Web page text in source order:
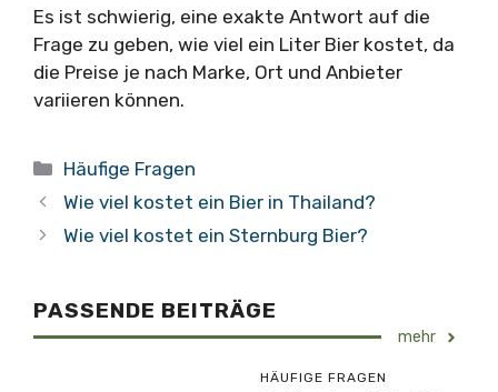
Es ist schwierig, eine exakte Antwort auf die
Frage zu geben, wie viel ein Liter Bier kostet, da
die Preise je nach Marke, Ort und Anbieter
variieren können.
Kategorien
Häufige Fragen
Wie viel kostet ein Bier in Thailand?
Wie viel kostet ein Sternburg Bier?
PASSENDE BEITRÄGE
mehr
HÄUFIGE FRAGEN